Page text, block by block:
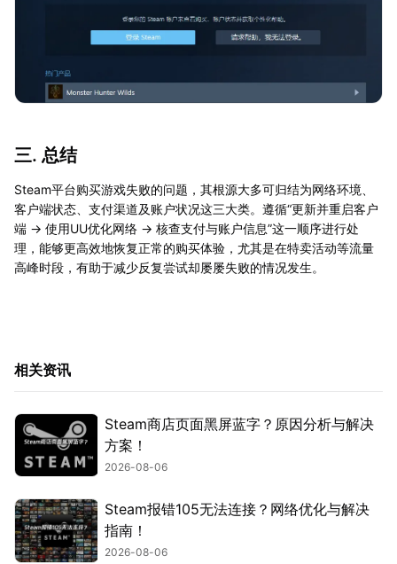
三. 总结
Steam平台购买游戏失败的问题，其根源大多可归结为网络环境、
客户端状态、支付渠道及账户状况这三大类。遵循“更新并重启客户
端 → 使用UU优化网络 → 核查支付与账户信息”这一顺序进行处
理，能够更高效地恢复正常的购买体验，尤其是在特卖活动等流量
高峰时段，有助于减少反复尝试却屡屡失败的情况发生。
相关资讯
Steam商店页面黑屏蓝字？原因分析与解决
方案！
2026-08-06
Steam报错105无法连接？网络优化与解决
指南！
2026-08-06